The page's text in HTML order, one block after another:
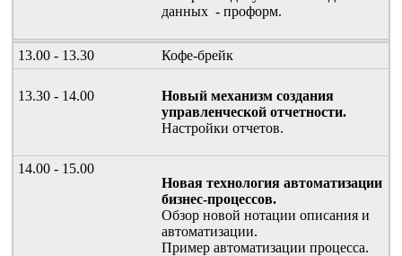
данных - проформ.
13.00 - 13.30 Кофе-брейк
13.30 - 14.00
Новый механизм создания
управленческой отчетности.
Настройки отчетов.
14.00 - 15.00
Новая технология автоматизации
бизнес-процессов.
Обзор новой нотации описания и
автоматизации.
Пример автоматизации процесса.